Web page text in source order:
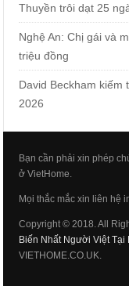
Thuyền trôi dạt 25
Nghệ An: Chị gái và
triệu đồng
David Beckham kiếm
2026
Bạn cần phải xin phép
ở VietHome.
Mọi thắc mắc xin liên hệ
Copyright © 2018. All
Biến Nhất Người Việt Tại
VIETHOME.CO.UK.